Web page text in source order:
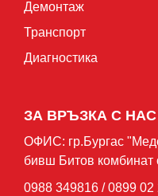
Демонтаж
Транспорт
Диагностика
ЗА ВРЪЗКА С НАС
ОФИС: гр.Бургас
бивш Битов комбинат
0988 349816 / 0899 02